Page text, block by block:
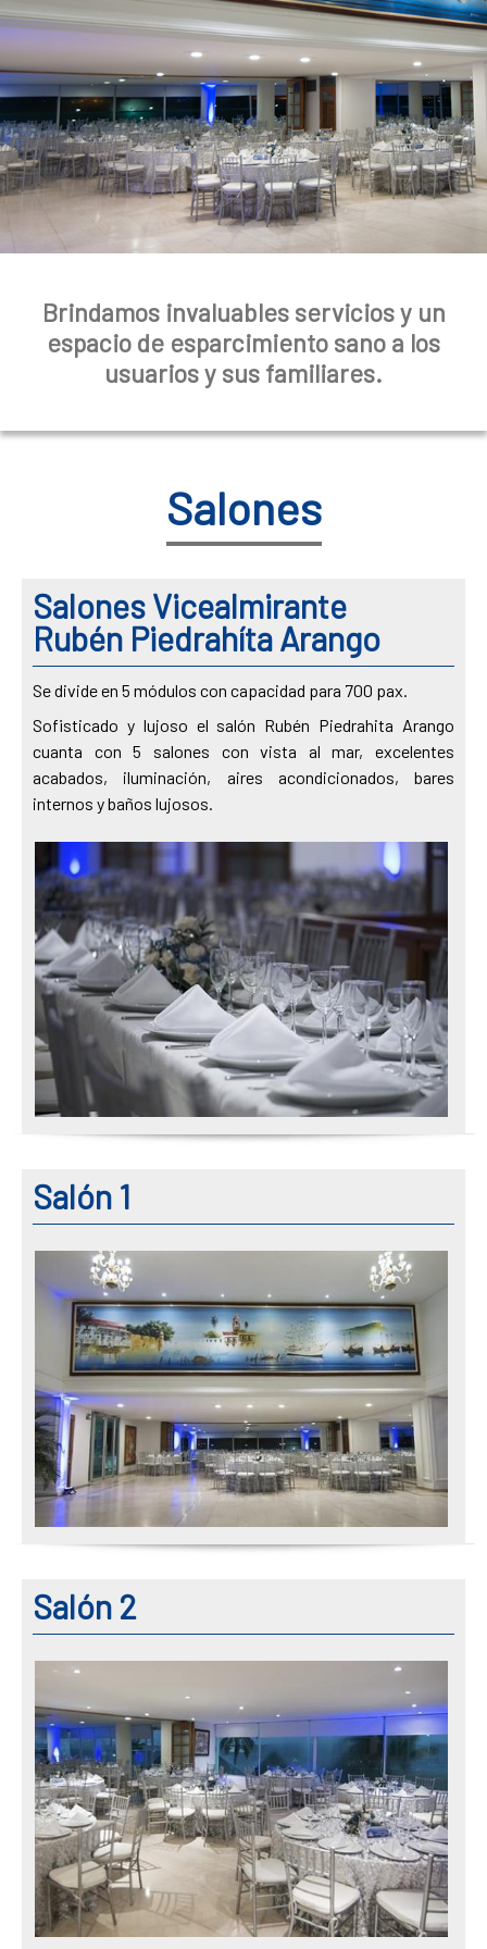
a
l
Brindamos invaluables servicios y un
espacio de esparcimiento sano a los
usuarios y sus familiares.
Salones
Salones Vicealmirante
Rubén Piedrahíta Arango
Se divide en 5 módulos con capacidad para 700 pax.
Sofisticado y lujoso el salón Rubén Piedrahita Arango
cuanta con 5 salones con vista al mar, excelentes
acabados, iluminación, aires acondicionados, bares
internos y baños lujosos.
Salón 1
Salón 2